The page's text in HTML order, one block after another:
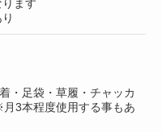
ます
・足袋・草履・チャッカ
3本程度使用する事もあ